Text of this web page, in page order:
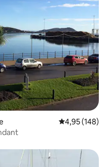
Évaluation
4,95 (148)